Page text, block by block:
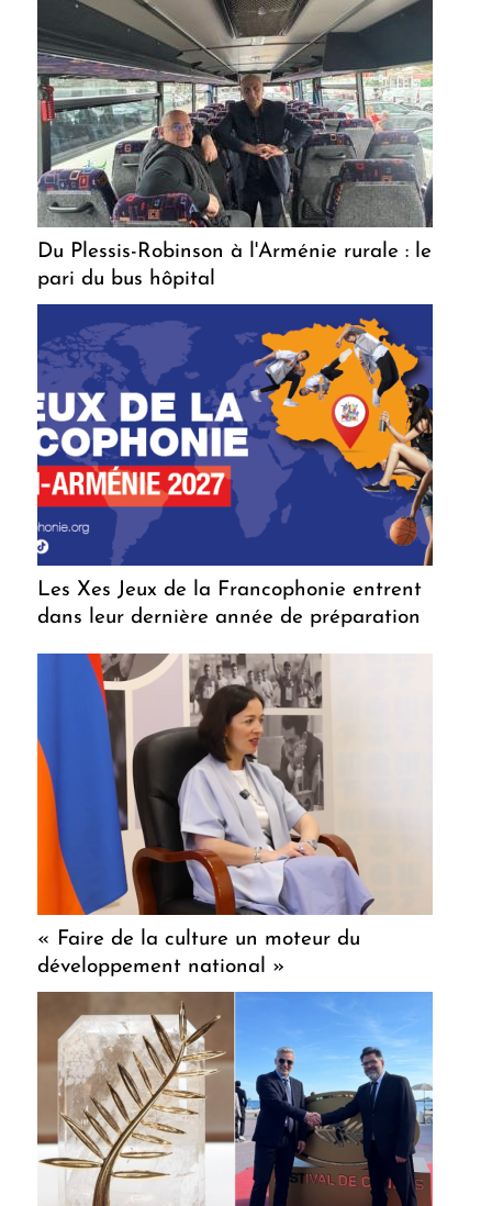
Du Plessis-Robinson à l'Arménie rurale : le
pari du bus hôpital
Les Xes Jeux de la Francophonie entrent
dans leur dernière année de préparation
« Faire de la culture un moteur du
développement national »